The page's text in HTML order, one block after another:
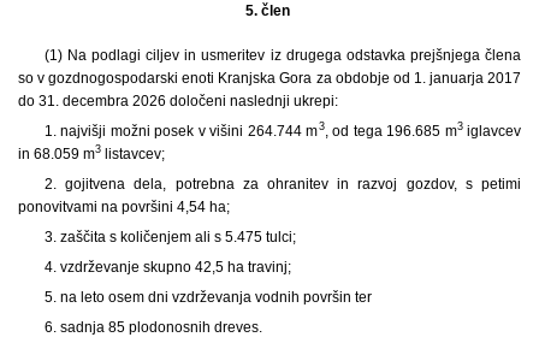
5. člen
(1) Na podlagi ciljev in usmeritev iz drugega odstavka prejšnjega člena
so v gozdnogospodarski enoti Kranjska Gora za obdobje od 1. januarja 2017
do 31. decembra 2026 določeni naslednji ukrepi:
1. najvišji možni posek v višini 264.744 m3, od tega 196.685 m3iglavcev
in 68.059 m3 listavcev;
2. gojitvena dela, potrebna za ohranitev in razvoj gozdov, s petimi
ponovitvami na površini 4,54 ha;
3. zaščita s količenjem ali s 5.475 tulci;
4. vzdrževanje skupno 42,5 ha travinj;
5. na leto osem dni vzdrževanja vodnih površin ter
6. sadnja 85 plodonosnih dreves.